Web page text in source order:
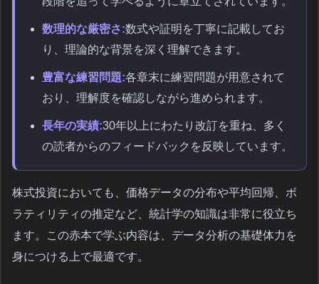
数理的な厳密さ:数式や証明を丁寧に記載してお
り、理論的な背景を深く理解できます。
豊富な練習問題:各章末に練習問題が用意されて
おり、理解度を確認しながら進められます。
長年の実績:30年以上にわたり改訂を重ね、多く
の読者からのフィードバックを反映しています。
株式投資においても、価格データの分布や平均回帰、ボ
ラティリティの推定など、統計学の知識は非常に役立ち
ます。この赤本で学ぶ内容は、データ分析の基礎体力を
身につける上で最適です。